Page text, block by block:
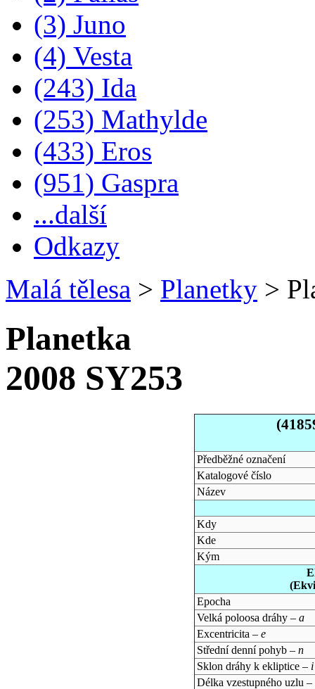
(3) Juno
(4) Vesta
(243) Ida
(253) Mathylde
(433) Eros
(951) Gaspra
...další
Odkazy
Malá tělesa > Planetky >
Planetka
2008 SY253
Předběžné označení
Katalogové číslo
Název
Kdy
Kde
Kým
Epocha
Velká poloosa dráhy – a
Excentricita – e
Střední denní pohyb – n
Sklon dráhy k ekliptice – i
Délka vzestupného uzlu –